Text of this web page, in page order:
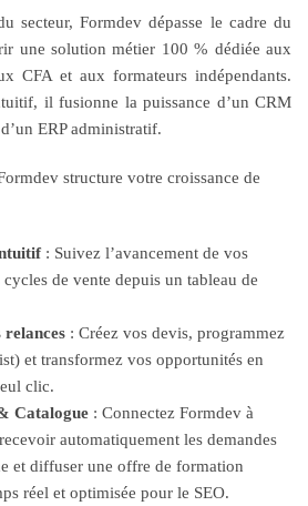
secteur, Formdev dépasse le cadre du
une solution métier 100 % dédiée aux
CFA et aux formateurs indépendants.
il fusionne la puissance d’un CRM
ERP administratif.
structure votre croissance de
: Suivez l’avancement de vos
de vente depuis un tableau de
relances : Créez vos devis, programmez
et transformez vos opportunités en
clic.
Catalogue : Connectez Formdev à
automatiquement les demandes
et diffuser une offre de formation
réel et optimisée pour le SEO.